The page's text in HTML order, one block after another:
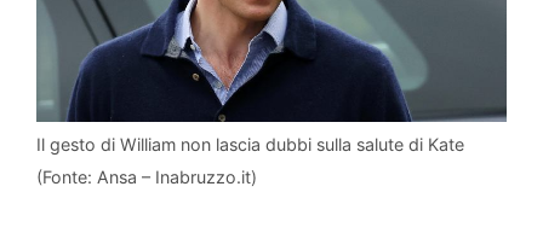
Il gesto di William non lascia dubbi sulla salute di Kate
(Fonte: Ansa – Inabruzzo.it)